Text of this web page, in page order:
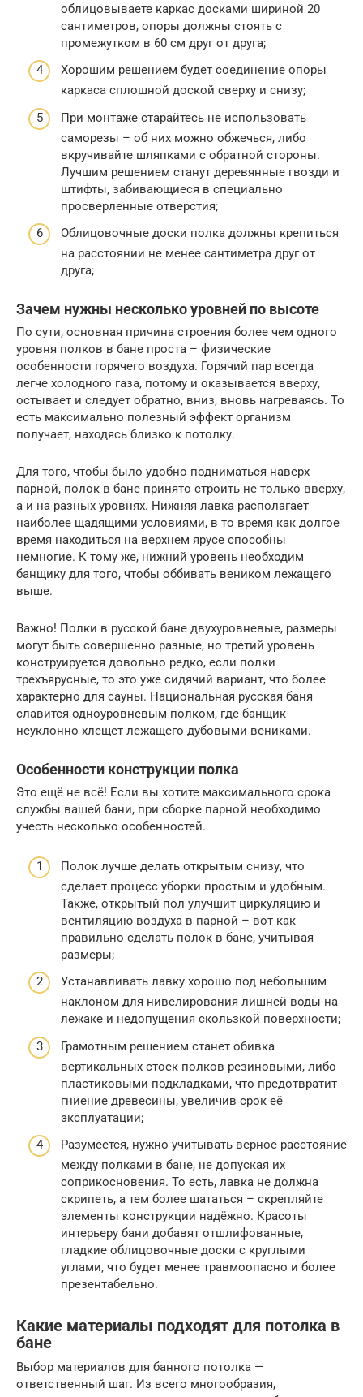
облицовываете каркас досками шириной 20
сантиметров, опоры должны стоять с
промежутком в 60 см друг от друга;
Хорошим решением будет соединение опоры
каркаса сплошной доской сверху и снизу;
При монтаже старайтесь не использовать
саморезы – об них можно обжечься, либо
вкручивайте шляпками с обратной стороны.
Лучшим решением станут деревянные гвозди и
штифты, забивающиеся в специально
просверленные отверстия;
Облицовочные доски полка должны крепиться
на расстоянии не менее сантиметра друг от
друга;
Зачем нужны несколько уровней по высоте
По сути, основная причина строения более чем одного
уровня полков в бане проста – физические
особенности горячего воздуха. Горячий пар всегда
легче холодного газа, потому и оказывается вверху,
остывает и следует обратно, вниз, вновь нагреваясь. То
есть максимально полезный эффект организм
получает, находясь близко к потолку.
Для того, чтобы было удобно подниматься наверх
парной, полок в бане принято строить не только вверху,
а и на разных уровнях. Нижняя лавка располагает
наиболее щадящими условиями, в то время как долгое
время находиться на верхнем ярусе способны
немногие. К тому же, нижний уровень необходим
банщику для того, чтобы оббивать веником лежащего
выше.
Важно! Полки в русской бане двухуровневые, размеры
могут быть совершенно разные, но третий уровень
конструируется довольно редко, если полки
трехъярусные, то это уже сидячий вариант, что более
характерно для сауны. Национальная русская баня
славится одноуровневым полком, где банщик
неуклонно хлещет лежащего дубовыми вениками.
Особенности конструкции полка
Это ещё не всё! Если вы хотите максимального срока
службы вашей бани, при сборке парной необходимо
учесть несколько особенностей.
Полок лучше делать открытым снизу, что
сделает процесс уборки простым и удобным.
Также, открытый пол улучшит циркуляцию и
вентиляцию воздуха в парной – вот как
правильно сделать полок в бане, учитывая
размеры;
Устанавливать лавку хорошо под небольшим
наклоном для нивелирования лишней воды на
лежаке и недопущения скользкой поверхности;
Грамотным решением станет обивка
вертикальных стоек полков резиновыми, либо
пластиковыми подкладками, что предотвратит
гниение древесины, увеличив срок её
эксплуатации;
Разумеется, нужно учитывать верное расстояние
между полками в бане, не допуская их
соприкосновения. То есть, лавка не должна
скрипеть, а тем более шататься – скрепляйте
элементы конструкции надёжно. Красоты
интерьеру бани добавят отшлифованные,
гладкие облицовочные доски с круглыми
углами, что будет менее травмоопасно и более
презентабельно.
Какие материалы подходят для потолка в
бане
Выбор материалов для банного потолка —
ответственный шаг. Из всего многообразия,